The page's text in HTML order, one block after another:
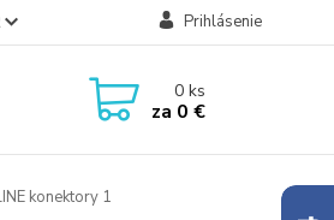
Prihlásenie
0ks
za 0 €
konektory 1